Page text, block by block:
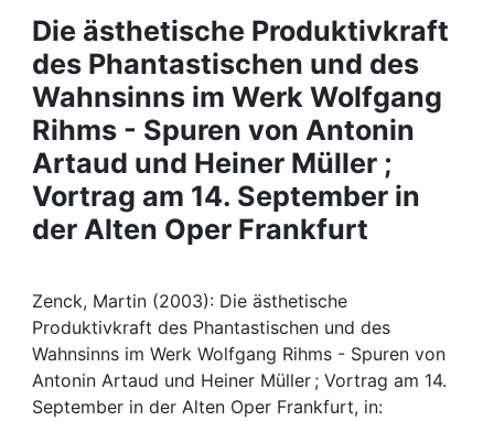
Projects
People
Institutions
Awards
Help
Die ästhetische Produktivkraft
des Phantastischen und des
Wahnsinns im Werk Wolfgang
Rihms - Spuren von Antonin
Artaud und Heiner Müller ;
Vortrag am 14. September in
der Alten Oper Frankfurt
Zenck, Martin (2003): Die ästhetische
Produktivkraft des Phantastischen und des
Wahnsinns im Werk Wolfgang Rihms - Spuren von
Antonin Artaud und Heiner Müller ; Vortrag am 14.
September in der Alten Oper Frankfurt, in: